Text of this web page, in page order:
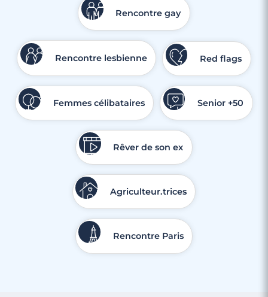
Rencontre gay
Rencontre lesbienne Red flags
Femmes célibataires Senior +50
Rêver de son ex
Agriculteur.trices
Rencontre Paris